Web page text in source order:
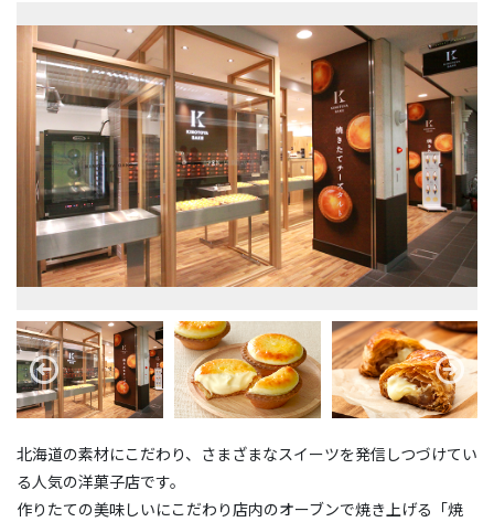
北海道の素材にこだわり、さまざまなスイーツを発信しつづけてい
る人気の洋菓子店です。
作りたての美味しいにこだわり店内のオーブンで焼き上げる「焼